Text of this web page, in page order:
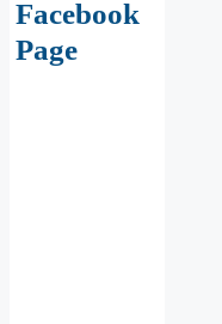
Facebook
Page